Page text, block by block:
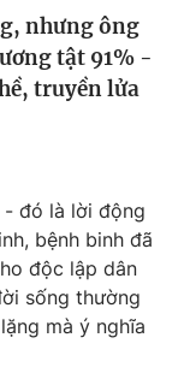
nhưng ông
tật 91% -
truyền lửa
- đó là lời động
bệnh binh đã
độc lập dân
sống thường
mà ý nghĩa